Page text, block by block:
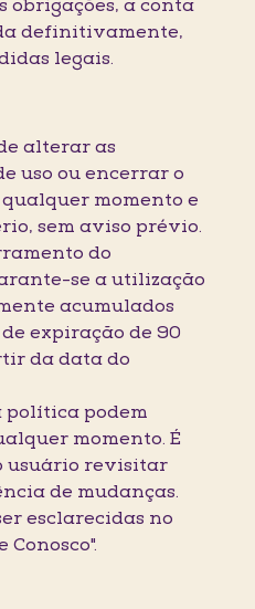
obrigações, a conta
definitivamente,
legais.
alterar as
uso ou encerrar o
qualquer momento e
sem aviso prévio.
do
se a utilização
acumulados
expiração de 90
da data do
política podem
momento. É
usuário revisitar
de mudanças.
esclarecidas no
Conosco".